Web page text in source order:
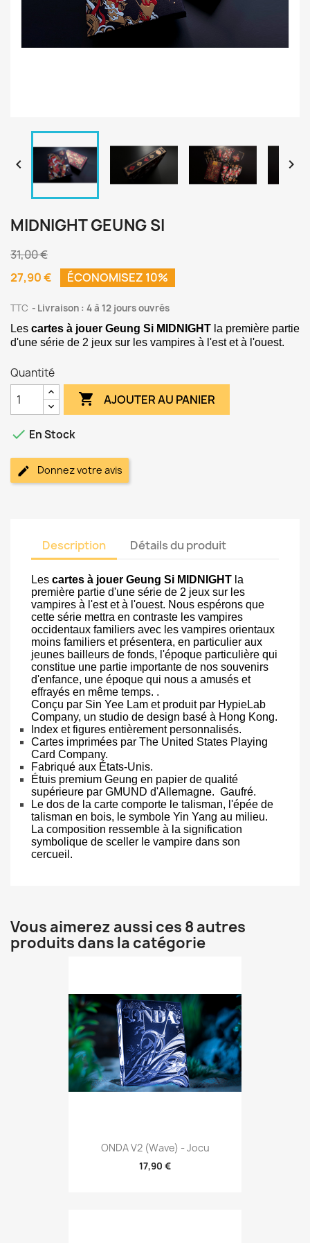
 
MIDNIGHT GEUNG SI
31,00 €
27,90 €
ÉCONOMISEZ 10%
TTC Livraison : 4 à 12 jours ouvrés
Les cartes à jouer Geung Si MIDNIGHT la première partie
d'une série de 2 jeux sur les vampires à l'est et à l'ouest.
Quantité
 AJOUTER AU PANIER
 En Stock
Donnez votre avis
Description Détails du produit
Les cartes à jouer Geung Si MIDNIGHT la
première partie d'une série de 2 jeux sur les
vampires à l'est et à l'ouest. Nous espérons que
cette série mettra en contraste les vampires
occidentaux familiers avec les vampires orientaux
moins familiers et présentera, en particulier aux
jeunes bailleurs de fonds, l'époque particulière qui
constitue une partie importante de nos souvenirs
d'enfance, une époque qui nous a amusés et
effrayés en même temps. .
Conçu par Sin Yee Lam et produit par HypieLab
Company, un studio de design basé à Hong Kong.
Index et figures entièrement personnalisés.
Cartes imprimées par The United States Playing
Card Company.
Fabriqué aux États-Unis.
Étuis premium Geung en papier de qualité
supérieure par GMUND d'Allemagne. Gaufré.
Le dos de la carte comporte le talisman, l'épée de
talisman en bois, le symbole Yin Yang au milieu.
La composition ressemble à la signification
symbolique de sceller le vampire dans son
cercueil.
Vous aimerez aussi ces 8 autres
produits dans la catégorie
ONDA V2 (Wave) - Jocu
17,90 €